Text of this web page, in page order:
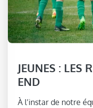
JEUNES : LES
END
À l’instar de notre